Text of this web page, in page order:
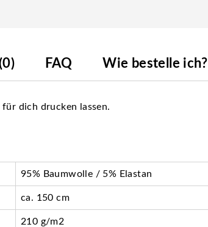
FAQ Wie bestelle ich?
dich drucken lassen.
95% Baumwolle / 5% Elastan
ca. 150 cm
210 g/m2